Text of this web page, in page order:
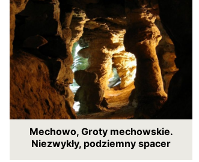
Mechowo, Groty mechowskie.
Niezwykły, podziemny spacer